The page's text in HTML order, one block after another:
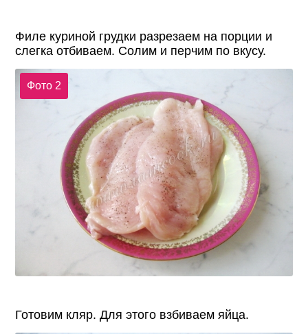
Филе куриной грудки разрезаем на порции и
слегка отбиваем. Солим и перчим по вкусу.
Фото 2
Готовим кляр. Для этого взбиваем яйца.